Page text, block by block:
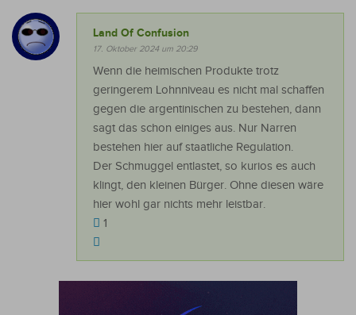
Land Of Confusion
17. Oktober 2024 um 20:29
Wenn die heimischen Produkte trotz
geringerem Lohnniveau es nicht mal schaffen
gegen die argentinischen zu bestehen, dann
sagt das schon einiges aus. Nur Narren
bestehen hier auf staatliche Regulation.
Der Schmuggel entlastet, so kurios es auch
klingt, den kleinen Bürger. Ohne diesen wäre
hier wohl gar nichts mehr leistbar.
1